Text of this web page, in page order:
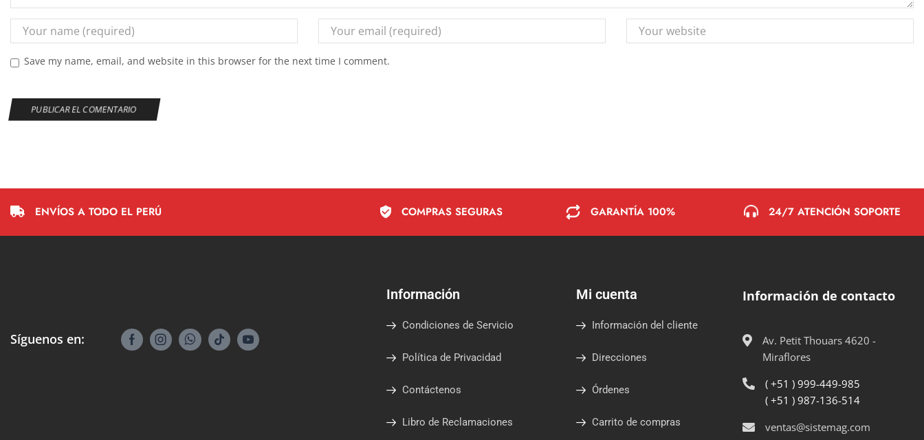
Save my name, email, and website in this browser for the next time I comment.
ENVÍOS A TODO EL PERÚ COMPRAS SEGURAS GARANTÍA 100% 24/7 ATENCIÓN SOPORTE
Síguenos en:
Información
Condiciones de Servicio
Política de Privacidad
Contáctenos
Libro de Reclamaciones
Mi cuenta
Información del cliente
Direcciones
Órdenes
Carrito de compras
Información de contacto
Av. Petit Thouars 4620 -
Miraflores
( +51 ) 999-449-985
( +51 ) 987-136-514
ventas@sistemag.com